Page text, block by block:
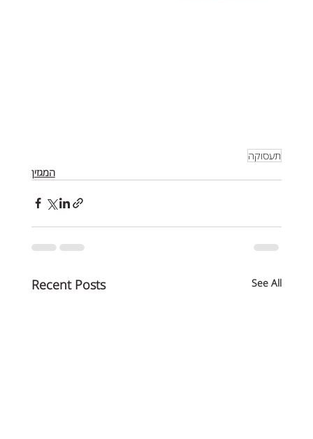
תעסוקה
המגזין
Recent Posts See All